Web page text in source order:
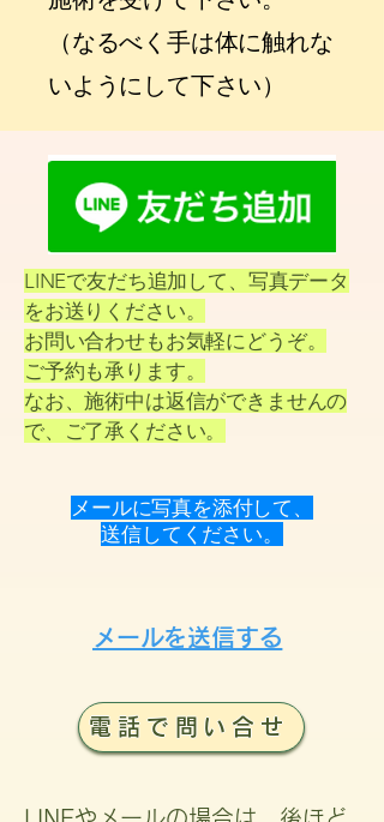
（なるべく手は体に触れな
いようにして下さい）
LINEで友だち追加して、写真データ
をお送りください。
お問い合わせもお気軽にどうぞ。
ご予約も承ります。
なお、施術中は返信ができませんの
で、ご了承ください。
メールに写真を添付して、
送信してください。
メールを送信する
電話で問い合せ